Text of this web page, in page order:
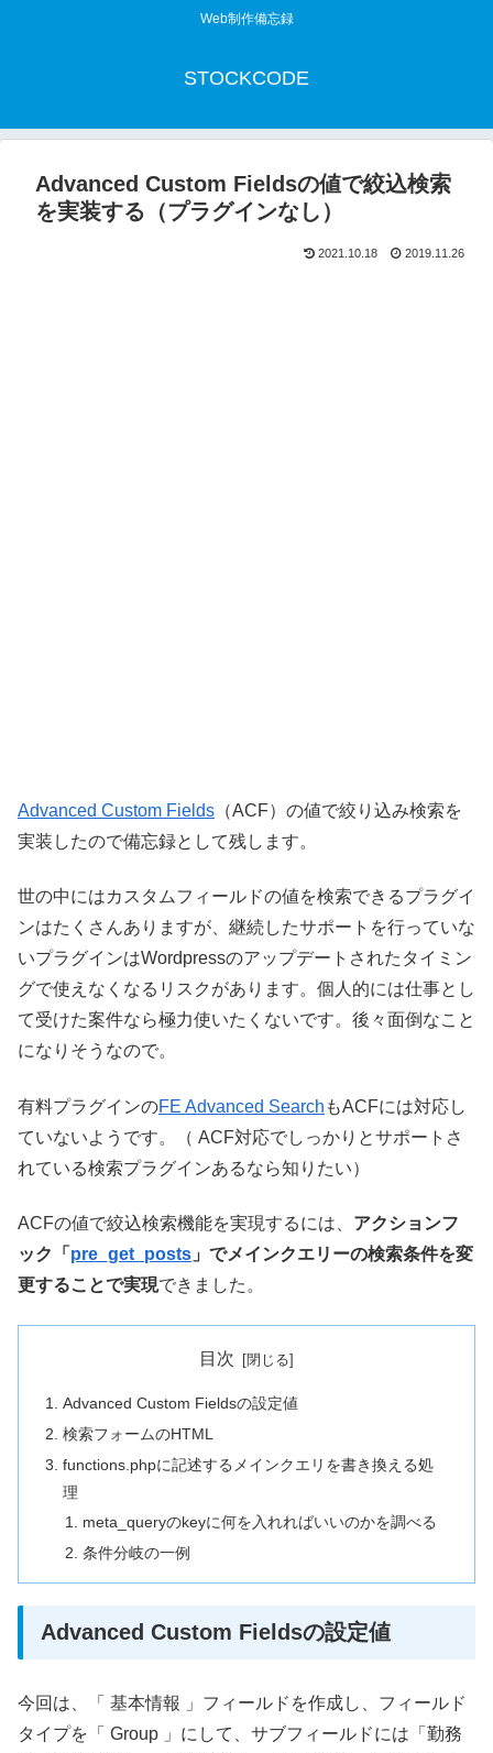
Web制作備忘録
STOCKCODE
Advanced Custom Fieldsの値で絞込検索
を実装する（プラグインなし）
2021.10.18 2019.11.26
Advanced Custom Fields （ACF）の値で絞り込み検索を
実装したので備忘録として残します。
世の中にはカスタムフィールドの値を検索できるプラグイ
ンはたくさんありますが、継続したサポートを行っていな
いプラグインはWordpressのアップデートされたタイミン
グで使えなくなるリスクがあります。個人的には仕事とし
て受けた案件なら極力使いたくないです。後々面倒なこと
になりそうなので。
有料プラグインのFE Advanced Search もACFには対応し
ていないようです。（ ACF対応でしっかりとサポートさ
れている検索プラグインあるなら知りたい）
ACFの値で絞込検索機能を実現するには、 アクションフ
ック「 pre_get_posts 」でメインクエリーの検索条件を変
更することで実現できました。
目次
Advanced Custom Fieldsの設定値
検索フォームのHTML
functions.phpに記述するメインクエリを書き換える処
理
meta_queryのkeyに何を入れればいいのかを調べる
条件分岐の一例
Advanced Custom Fieldsの設定値
今回は、「 基本情報 」フィールドを作成し、フィールド
タイプを「 Group 」にして、サブフィールドには「勤務